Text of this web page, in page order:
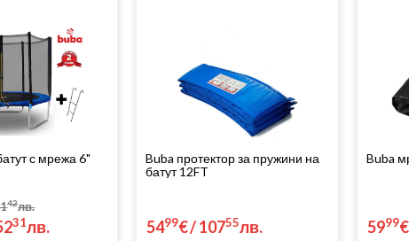
с мрежа 6"
42лв.
31лв.
Buba протектор за пружини на
батут 12FT
5499€/10755лв.
Buba
5999€